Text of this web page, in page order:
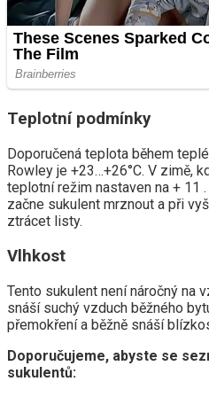
Teplotní podmínky
Doporučená teplota během
Rowley je +23…+26°C. V zimě,
teplotní režim nastaven na + 11
začne sukulent mrznout a při
ztrácet listy.
Vlhkost
Tento sukulent není náročný na
snáší suchý vzduch běžného
přemokření a běžně snáší
Doporučujeme, abyste se
sukulentů: